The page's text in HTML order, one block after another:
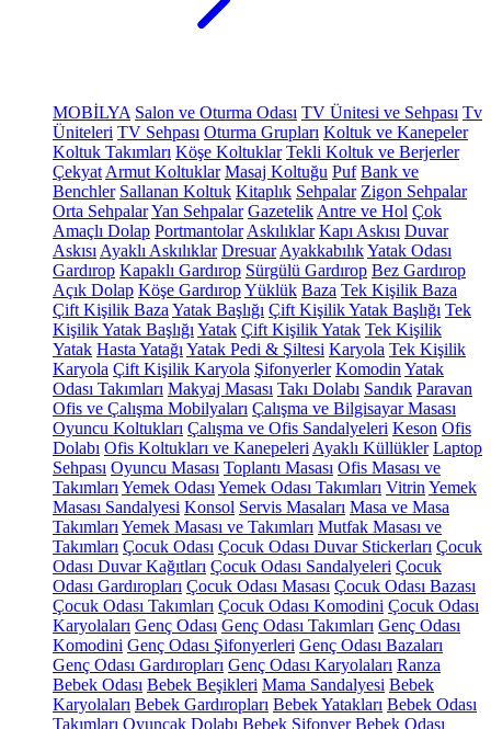
MOBİLYA Salon ve Oturma Odası TV Ünitesi ve Sehpası Tv
Üniteleri TV Sehpası Oturma Grupları Koltuk ve Kanepeler
Koltuk Takımları Köşe Koltuklar Tekli Koltuk ve Berjerler
Çekyat Armut Koltuklar Masaj Koltuğu Puf Bank ve
Benchler Sallanan Koltuk Kitaplık Sehpalar Zigon Sehpalar
Orta SehpalarYan Sehpalar Gazetelik Antre ve Hol Çok
Amaçlı Dolap Portmantolar Askılıklar Kapı Askısı Duvar
Askısı Ayaklı Askılıklar Dresuar AyakkabılıkYatak Odası
Gardırop Kapaklı Gardırop Sürgülü Gardırop Bez Gardırop
Açık Dolap Köşe GardıropYüklük Baza Tek Kişilik Baza
Çift Kişilik Baza Yatak Başlığı Çift Kişilik Yatak Başlığı Tek
Kişilik Yatak Başlığı Yatak Çift Kişilik Yatak Tek Kişilik
Yatak Hasta Yatağı Yatak Pedi & Şiltesi Karyola Tek Kişilik
Karyola Çift Kişilik Karyola Şifonyerler Komodin Yatak
Odası Takımları Makyaj Masası Takı Dolabı Sandık Paravan
Ofis ve Çalışma Mobilyaları Çalışma ve Bilgisayar Masası
Oyuncu Koltukları Çalışma ve Ofis Sandalyeleri Keson Ofis
Dolabı Ofis Koltukları ve Kanepeleri Ayaklı Küllükler Laptop
Sehpası Oyuncu Masası Toplantı Masası Ofis Masası ve
Takımları Yemek Odası Yemek Odası Takımları Vitrin Yemek
Masası Sandalyesi Konsol Servis Masaları Masa ve Masa
Takımları Yemek Masası ve Takımları Mutfak Masası ve
Takımları Çocuk Odası Çocuk Odası Duvar Stickerları Çocuk
Odası Duvar Kağıtları Çocuk Odası Sandalyeleri Çocuk
Odası Gardıropları Çocuk Odası Masası Çocuk Odası Bazası
Çocuk Odası Takımları Çocuk Odası Komodini Çocuk Odası
Karyolaları Genç Odası Genç Odası Takımları Genç Odası
Komodini Genç Odası Şifonyerleri Genç Odası Bazaları
Genç Odası Gardıropları Genç Odası Karyolaları Ranza
Bebek Odası Bebek Beşikleri Mama Sandalyesi Bebek
Karyolaları Bebek Gardıropları Bebek Yatakları Bebek Odası
Takımları Oyuncak Dolabı Bebek Şifonyer Bebek Odası